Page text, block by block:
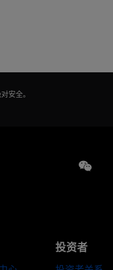
安全。
投资者